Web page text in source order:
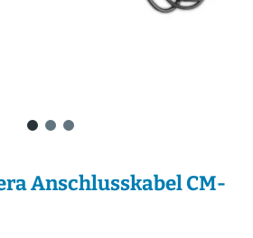
Anschlusskabel CM-